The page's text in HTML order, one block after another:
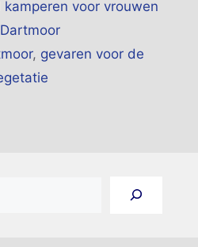
voor vrouwen
, gevaren voor de